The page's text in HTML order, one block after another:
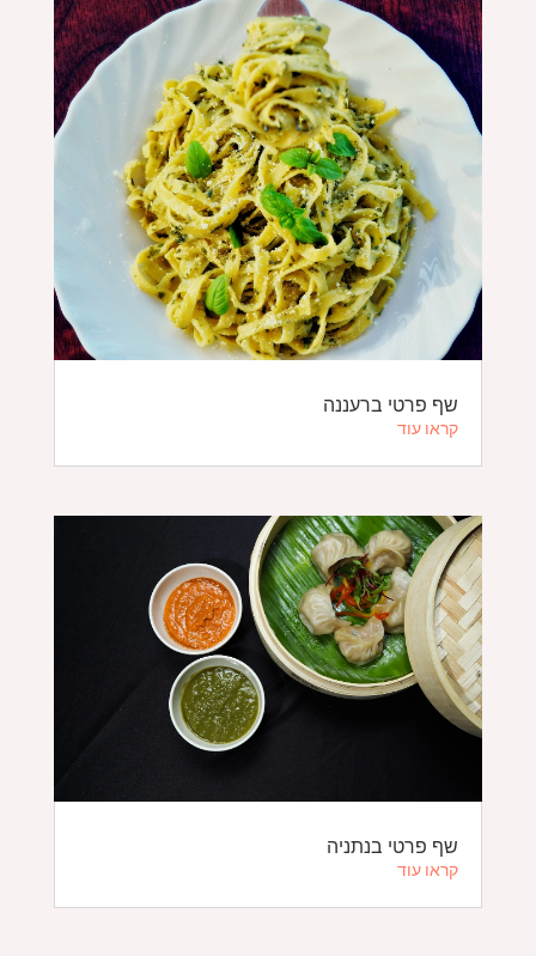
שף פרטי ברעננה
קראו עוד
שף פרטי בנתניה
קראו עוד